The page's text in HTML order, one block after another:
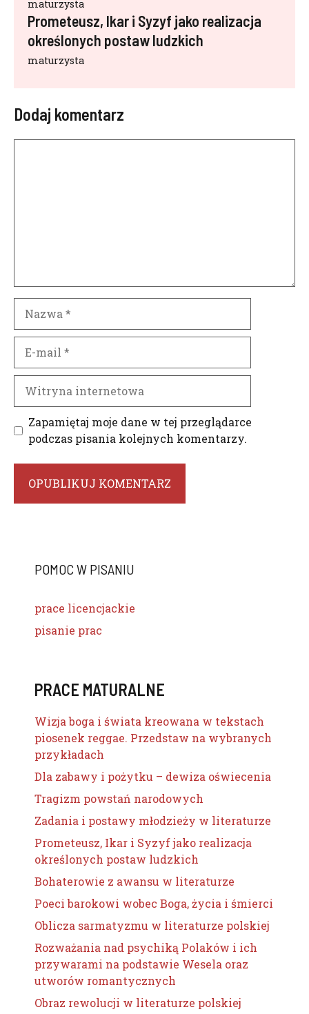
maturzysta
Prometeusz, Ikar i Syzyf jako realizacja
określonych postaw ludzkich
maturzysta
Dodaj komentarz
mail
internetowa
Zapamiętaj moje dane w tej przeglądarce
podczas pisania kolejnych komentarzy.
POMOC W PISANIU
prace licencjackie
pisanie prac
PRACE MATURALNE
Wizja boga i świata kreowana w tekstach
piosenek reggae. Przedstaw na wybranych
przykładach
Dla zabawy i pożytku – dewiza oświecenia
Tragizm powstań narodowych
Zadania i postawy młodzieży w literaturze
Prometeusz, Ikar i Syzyf jako realizacja
określonych postaw ludzkich
Bohaterowie z awansu w literaturze
Poeci barokowi wobec Boga, życia i śmierci
Oblicza sarmatyzmu w literaturze polskiej
Rozważania nad psychiką Polaków i ich
przywarami na podstawie Wesela oraz
utworów romantycznych
Obraz rewolucji w literaturze polskiej